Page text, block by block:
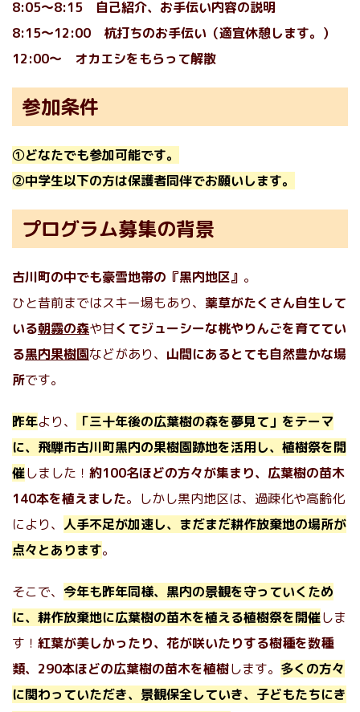
8:05〜8:15 自己紹介、お手伝い内容の説明
8:15〜12:00 杭打ちのお手伝い（適宜休憩します。）
12:00〜 オカエシをもらって解散
参加条件
①どなたでも参加可能です。
②中学生以下の方は保護者同伴でお願いします。
プログラム募集の背景
古川町の中でも豪雪地帯の『黒内地区』 。
ひと昔前まではスキー場もあり、 薬草がたくさん自生して
いる朝霧の森や甘くてジューシーな桃やりんごを育ててい
る黒内果樹園などがあり、 山間にあるとても自然豊かな場
所です。
昨年より、
「三十年後の広葉樹の森を夢見て」をテーマ
に、飛騨市古川町黒内の果樹園跡地を活用し、植樹祭を開
催しました！ 約100名ほどの方々が集まり、広葉樹の苗木
140本を植えました。しかし黒内地区は、過疎化や高齢化
により、 人手不足が加速し、まだまだ耕作放棄地の場所が
点々とあります。
そこで、 今年も昨年同様、黒内の景観を守っていくため
に、耕作放棄地に広葉樹の苗木を植える植樹祭を開催しま
す！ 紅葉が美しかったり、花が咲いたりする樹種を数種
類、290本ほどの広葉樹の苗木を植樹します。 多くの方々
に関わっていただき、景観保全していき、子どもたちにき